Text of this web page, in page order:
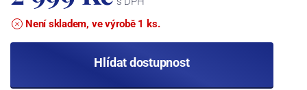
Není skladem, ve výrobě 1 ks.
Hlídat dostupnost